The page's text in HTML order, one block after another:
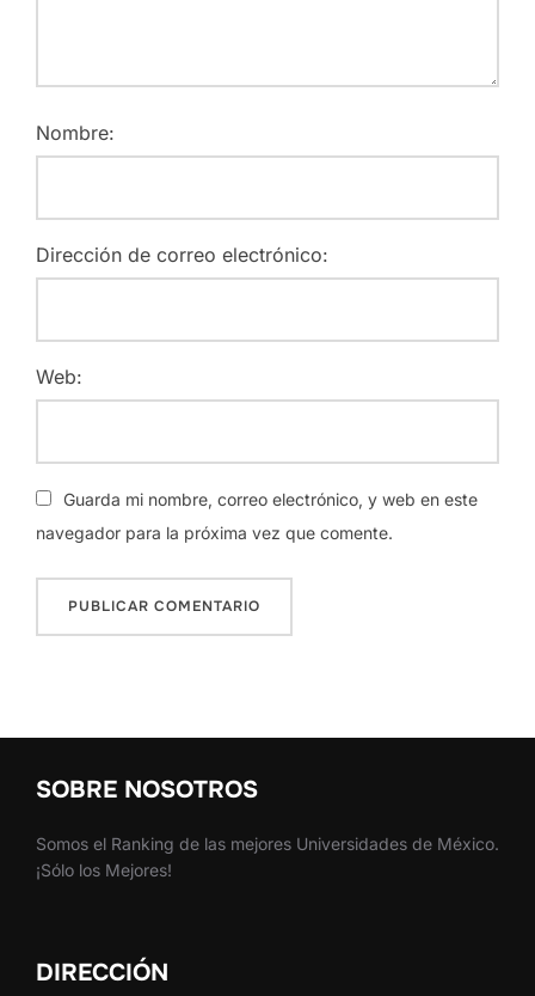
Nombre:
Dirección de correo electrónico:
Web:
Guarda mi nombre, correo electrónico, y web en este
navegador para la próxima vez que comente.
SOBRE NOSOTROS
Somos el Ranking de las mejores Universidades de México.
¡Sólo los Mejores!
DIRECCIÓN